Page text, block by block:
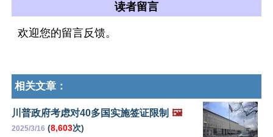
读者留言
欢迎您的留言反馈。
相关文章：
川普政府考虑对40多国实施签证限制 🖼️
2025/3/16 (8,603次)